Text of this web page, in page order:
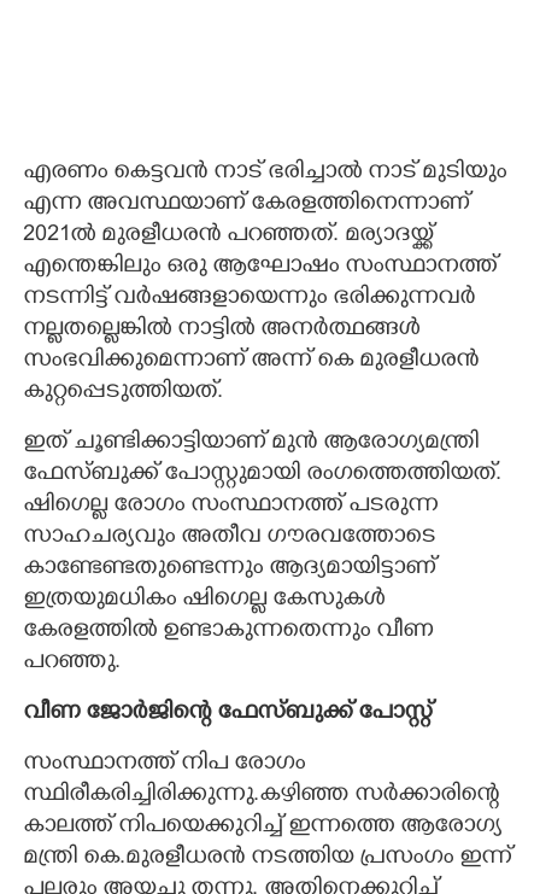
എരണം കെട്ടവൻ നാട് ഭരിച്ചാൽ നാട് മുടിയും
എന്ന അവസ്ഥയാണ് കേരളത്തിനെന്നാണ്
2021ൽ മുരളീധരൻ പറഞ്ഞത്. മര്യാദയ്ക്ക്
എന്തെങ്കിലും ഒരു ആഘോഷം സംസ്ഥാനത്ത്
നടന്നിട്ട് വർഷങ്ങളായെന്നും ഭരിക്കുന്നവർ
നല്ലതല്ലെങ്കിൽ നാട്ടിൽ അനർത്ഥങ്ങൾ
സംഭവിക്കുമെന്നാണ് അന്ന് കെ മുരളീധരൻ
കുറ്റപ്പെടുത്തിയത്.
ഇത് ചൂണ്ടിക്കാട്ടിയാണ് മുൻ ആരോഗ്യമന്ത്രി
ഫേസ്ബുക്ക് പോസ്റ്റുമായി രംഗത്തെത്തിയത്.
ഷിഗെല്ല രോഗം സംസ്ഥാനത്ത് പടരുന്ന
സാഹചര്യവും അതീവ ഗൗരവത്തോടെ
കാണ്ടേണ്ടതുണ്ടെന്നും ആദ്യമായിട്ടാണ്
ഇത്രയുമധികം ഷിഗെല്ല കേസുകൾ
കേരളത്തിൽ ഉണ്ടാകുന്നതെന്നും വീണ
പറഞ്ഞു.
വീണ ജോർജിന്റെ ഫേസ്ബുക്ക് പോസ്റ്റ്
സംസ്ഥാനത്ത് നിപ രോഗം
സ്ഥിരീകരിച്ചിരിക്കുന്നു.കഴിഞ്ഞ സർക്കാരിന്റെ
കാലത്ത് നിപയെക്കുറിച്ച് ഇന്നത്തെ ആരോഗ്യ
മന്ത്രി കെ.മുരളീധരൻ നടത്തിയ പ്രസം​ഗം ഇന്ന്